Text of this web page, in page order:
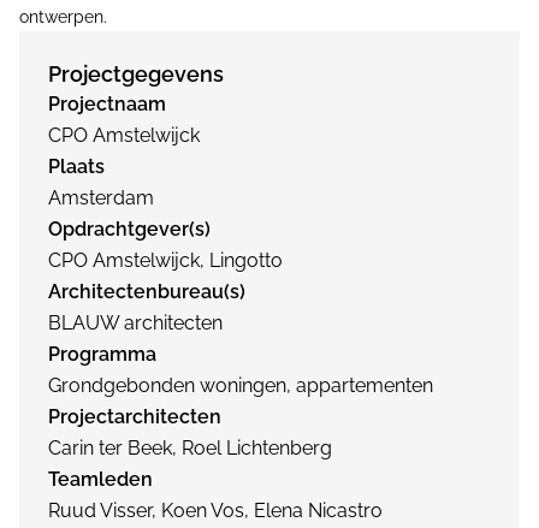
ontwerpen.
Projectgegevens
Projectnaam
CPO Amstelwijck
Plaats
Amsterdam
Opdrachtgever(s)
CPO Amstelwijck, Lingotto
Architectenbureau(s)
BLAUW architecten
Programma
Grondgebonden woningen, appartementen
Projectarchitecten
Carin ter Beek, Roel Lichtenberg
Teamleden
Ruud Visser, Koen Vos, Elena Nicastro